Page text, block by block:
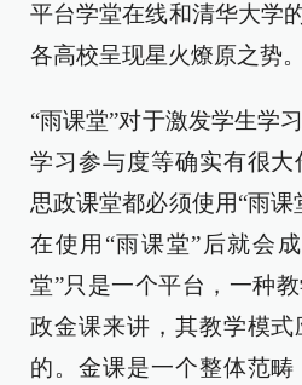
平台学堂在线和清华大学
各高校呈现星火燎原之势。
“雨课堂”对于激发学生学
学习参与度等确实有很
思政课堂都必须使用“雨
在使用“雨课堂”后就会
堂”只是一个平台，一种
政金课来讲，其教学模
的。金课是一个整体范